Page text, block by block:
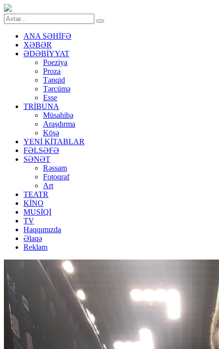
ANA SƏHİFƏ
XƏBƏR
ƏDƏBİYYAT
Poeziya
Proza
Tənqid
Tərcümə
Esse
TRİBUNA
Müsahibə
Araşdırma
Köşə
YENİ KİTABLAR
FƏLSƏFƏ
SƏNƏT
Rəssam
Fotoqraf
Art
TEATR
KİNO
MUSİQİ
TV
Haqqımızda
Əlaqə
Reklam